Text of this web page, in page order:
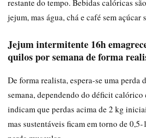
restante do tempo. Bebidas calóricas
jejum, mas água, chá e café sem açúcar
Jejum intermitente 16h
quilos por semana de forma
De forma realista, espera-se uma perda
semana, dependendo do déficit calórico
indicam que perdas acima de 2 kg
mas sustentáveis ficam em torno de